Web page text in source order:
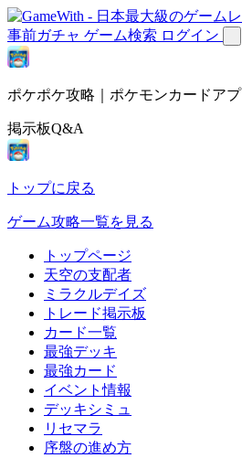
事前ガチャ ゲーム検索 ログイン
ポケポケ攻略｜ポケモンカードアプ
掲示板Q&A
トップに戻る
ゲーム攻略一覧を見る
トップページ
天空の支配者
ミラクルデイズ
トレード掲示板
カード一覧
最強デッキ
最強カード
イベント情報
デッキシミュ
リセマラ
序盤の進め方